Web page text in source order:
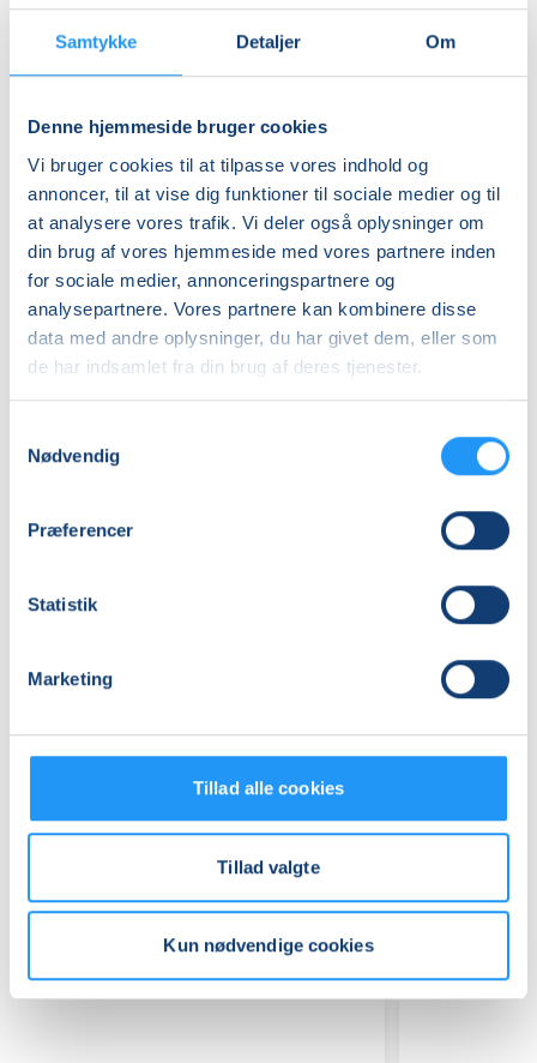
Samtykke Detaljer Om
Denne hjemmeside bruger cookies
Vi bruger cookies til at tilpasse vores indhold og
annoncer, til at vise dig funktioner til sociale medier og til
at analysere vores trafik. Vi deler også oplysninger om
din brug af vores hjemmeside med vores partnere inden
for sociale medier, annonceringspartnere og
analysepartnere. Vores partnere kan kombinere disse
data med andre oplysninger, du har givet dem, eller som
de har indsamlet fra din brug af deres tjenester.
Nødvendig
Præferencer
Statistik
Marketing
Tillad alle cookies
Tillad valgte
Kun nødvendige cookies
Priser
Almen
DKK 475,00
Info
Nummer
471377
Mødegang
søndag 21.03.2027, kl. 10.00 - 16.00
1mødegang
Hanne Ploug (privatadresse), Acacievej 7, 4060, Kirke
Se på kort
Relaterede hold